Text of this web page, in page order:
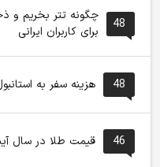
48
چگونه تتر بخریم و
برای کاربران ایرانی
48 هزینه سفر به
46 قیمت طلا در سال